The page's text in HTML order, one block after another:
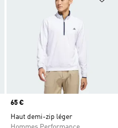
Prix
65 €
Haut demi-zip léger